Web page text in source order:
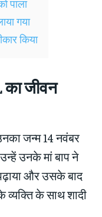
पाला
गया
किया
का जीवन
जन्म 14 नवंबर
उनके मां बाप ने
और उसके बाद
के साथ शादी